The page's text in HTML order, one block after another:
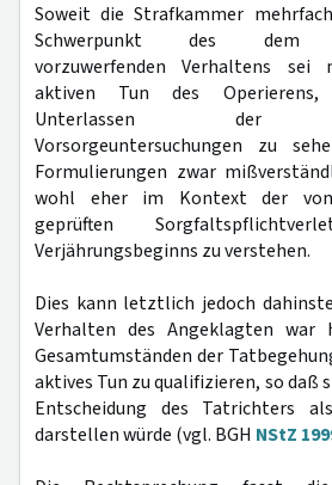
Soweit die Strafkammer
Schwerpunkt des dem
vorzuwerfenden Verhaltens
aktiven Tun des
Unterlassen der
Vorsorgeuntersuchungen zu
Formulierungen zwar
wohl eher im Kontext der
geprüften
Verjährungsbeginns zu verstehen.
Dies kann letztlich jedoch
Verhalten des Angeklagten war
Gesamtumständen der
aktives Tun zu qualifizieren, so daß
Entscheidung des Tatrichters
darstellen würde (vgl. BGH NStZ